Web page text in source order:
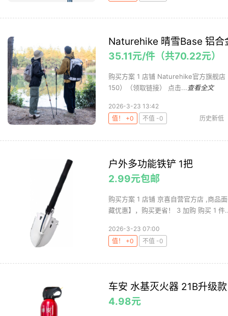
Naturehike 晴雪Base 铝合
35.11元/件（共70.22元）
购买方案 1 店铺 Naturehike官方旗舰
150）（领取链接） 点击... 查看全文
2026-3-23 13:42
值！ +0
不值 -0 历史新低
户外多功能铁铲 1把
2.99元包邮
购买方案 1 店铺 京喜自营官方店 ,商品
藏优惠】，购买更省！ 3 加购 购买 1 件
2026-3-23 07:00
值！ +0
不值 -0
车安 水基灭火器 21B升级
4.98元